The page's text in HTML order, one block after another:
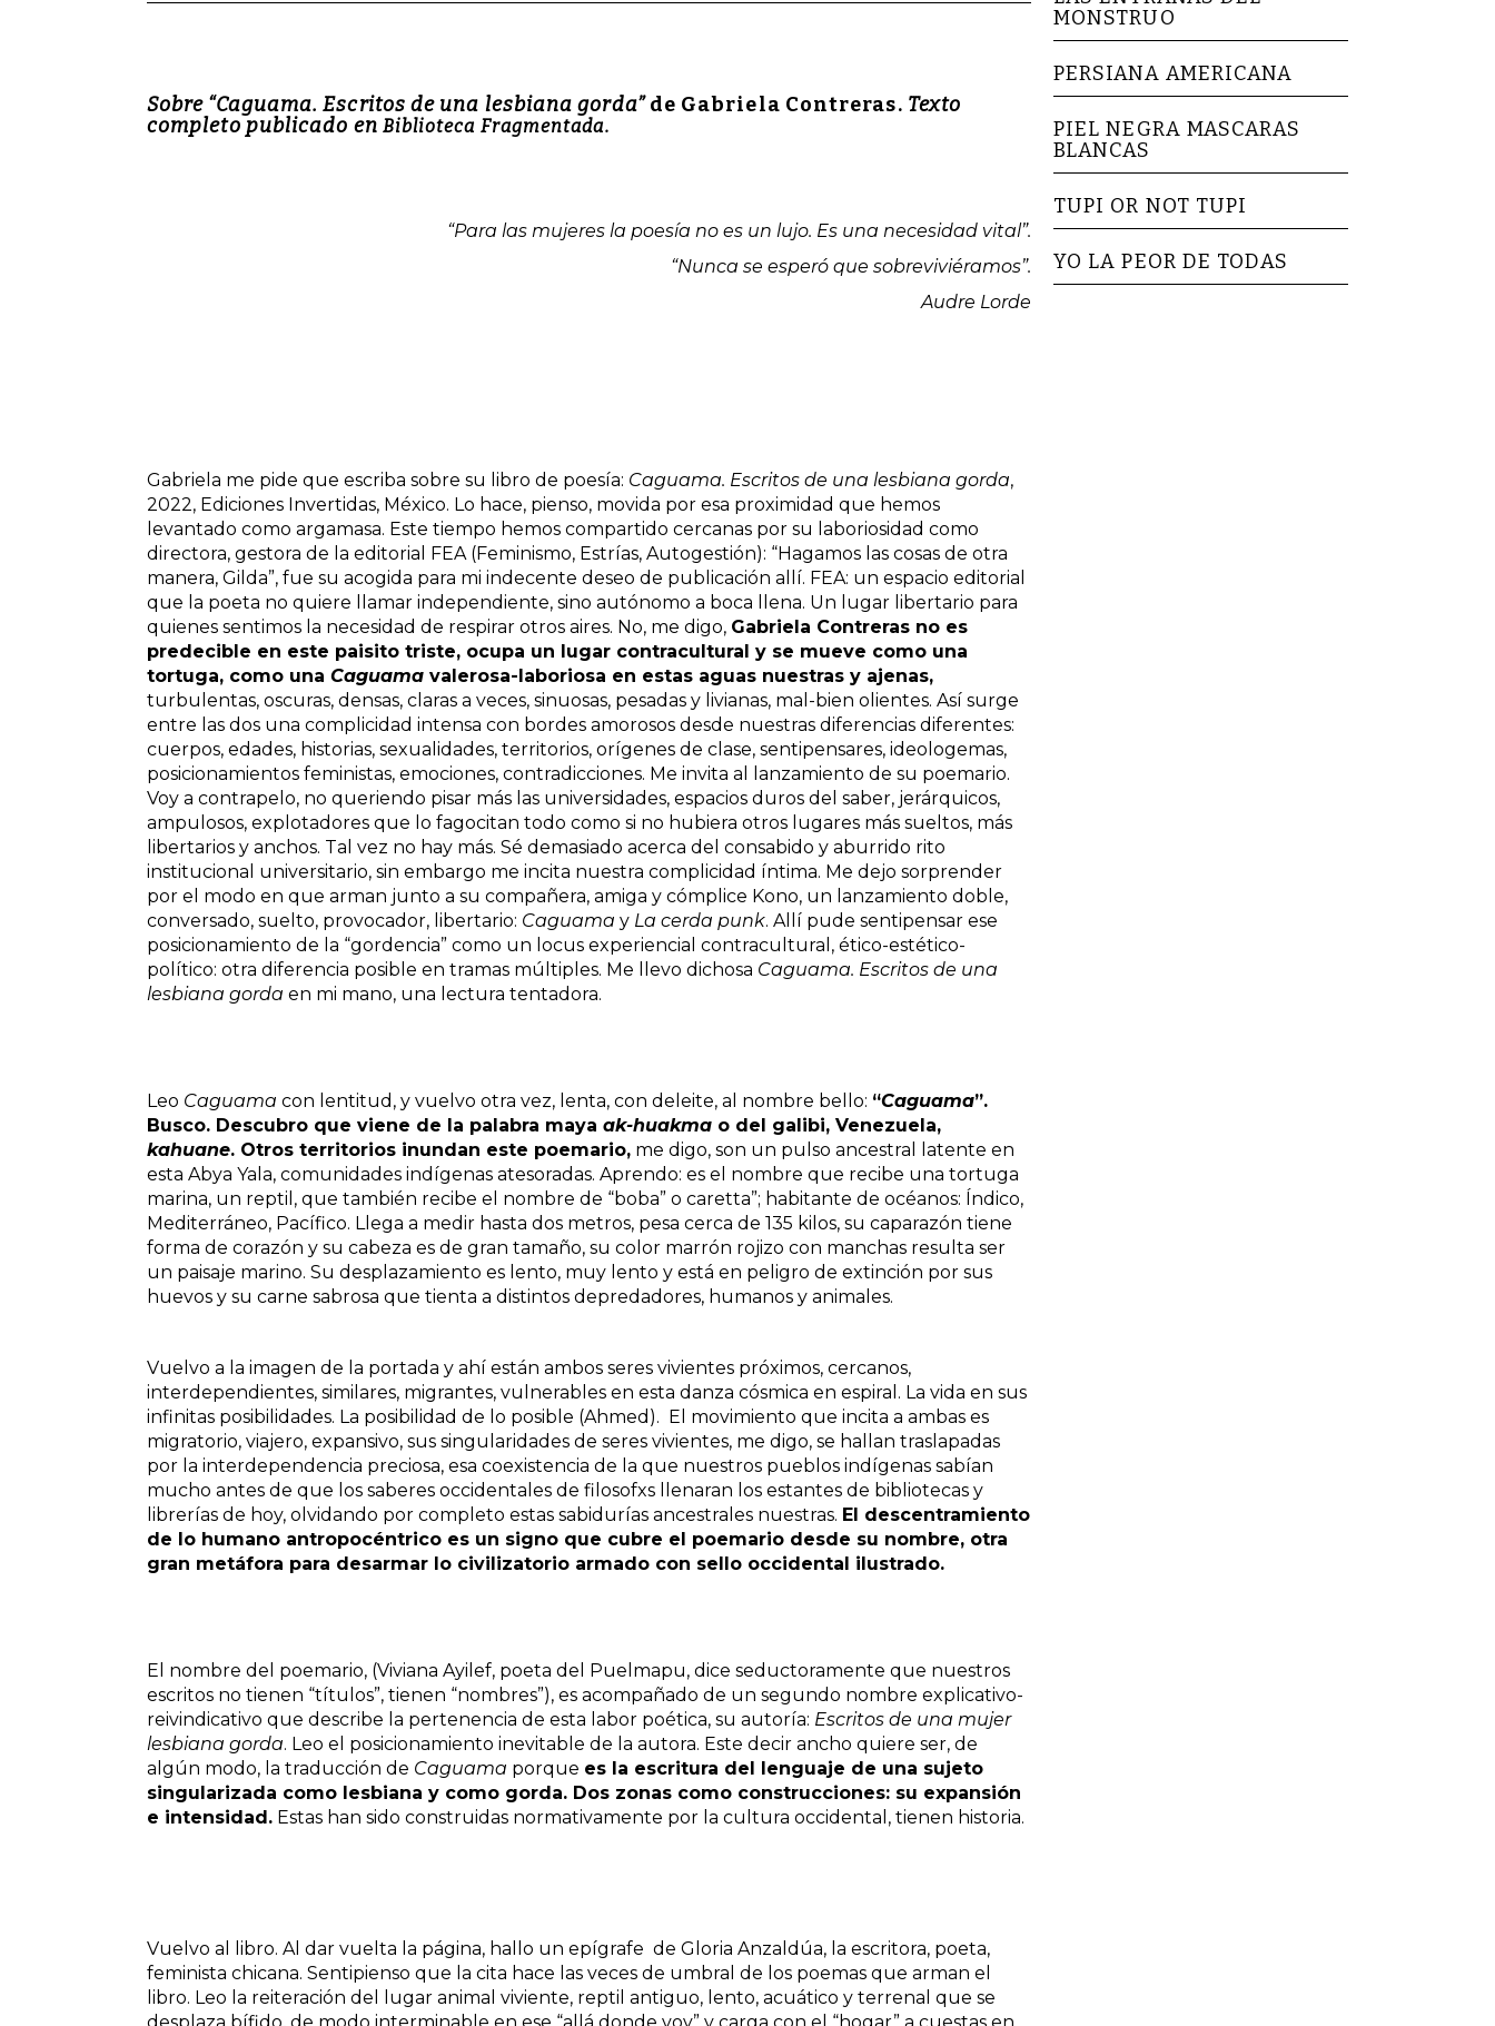
Sobre “Caguama. Escritos de una lesbiana gorda”de Gabriela Contreras. Texto
completo publicado en Biblioteca Fragmentada.
“Para las mujeres la poesía no es un lujo. Es una necesidad vital”.
“Nunca se esperó que sobreviviéramos”.
Audre Lorde
Gabriela me pide que escriba sobre su libro de poesía: Caguama. Escritos de una lesbiana gorda,
2022, Ediciones Invertidas, México. Lo hace, pienso, movida por esa proximidad que hemos
levantado como argamasa. Este tiempo hemos compartido cercanas por su laboriosidad como
directora, gestora de la editorial FEA (Feminismo, Estrías, Autogestión): “Hagamos las cosas de otra
manera, Gilda”, fue su acogida para mi indecente deseo de publicación allí. FEA: un espacio editorial
que la poeta no quiere llamar independiente, sino autónomo a boca llena. Un lugar libertario para
quienes sentimos la necesidad de respirar otros aires. No, me digo, Gabriela Contreras no es
predecible en este paisito triste, ocupa un lugar contracultural y se mueve como una
tortuga, como una Caguama valerosa-laboriosa en estas aguas nuestras y ajenas,
turbulentas, oscuras, densas, claras a veces, sinuosas, pesadas y livianas, mal-bien olientes. Así surge
entre las dos una complicidad intensa con bordes amorosos desde nuestras diferencias diferentes:
cuerpos, edades, historias, sexualidades, territorios, orígenes de clase, sentipensares, ideologemas,
posicionamientos feministas, emociones, contradicciones. Me invita al lanzamiento de su poemario.
Voy a contrapelo, no queriendo pisar más las universidades, espacios duros del saber, jerárquicos,
ampulosos, explotadores que lo fagocitan todo como si no hubiera otros lugares más sueltos, más
libertarios y anchos. Tal vez no hay más. Sé demasiado acerca del consabido y aburrido rito
institucional universitario, sin embargo me incita nuestra complicidad íntima. Me dejo sorprender
por el modo en que arman junto a su compañera, amiga y cómplice Kono, un lanzamiento doble,
conversado, suelto, provocador, libertario: Caguama y La cerda punk. Allí pude sentipensar ese
posicionamiento de la “gordencia” como un locus experiencial contracultural, ético-estético-
político: otra diferencia posible en tramas múltiples. Me llevo dichosa Caguama. Escritos de una
lesbiana gorda en mi mano, una lectura tentadora.
Leo Caguama con lentitud, y vuelvo otra vez, lenta, con deleite, al nombre bello: “Caguama”.
Busco. Descubro que viene de la palabra maya ak-huakma o del galibi, Venezuela,
kahuane. Otros territorios inundan este poemario, me digo, son un pulso ancestral latente en
esta Abya Yala, comunidades indígenas atesoradas. Aprendo: es el nombre que recibe una tortuga
marina, un reptil, que también recibe el nombre de “boba” o caretta”; habitante de océanos: Índico,
Mediterráneo, Pacífico. Llega a medir hasta dos metros, pesa cerca de 135 kilos, su caparazón tiene
forma de corazón y su cabeza es de gran tamaño, su color marrón rojizo con manchas resulta ser
un paisaje marino. Su desplazamiento es lento, muy lento y está en peligro de extinción por sus
huevos y su carne sabrosa que tienta a distintos depredadores, humanos y animales.
Vuelvo a la imagen de la portada y ahí están ambos seres vivientes próximos, cercanos,
interdependientes, similares, migrantes, vulnerables en esta danza cósmica en espiral. La vida en sus
infinitas posibilidades. La posibilidad de lo posible (Ahmed). El movimiento que incita a ambas es
migratorio, viajero, expansivo, sus singularidades de seres vivientes, me digo, se hallan traslapadas
por la interdependencia preciosa, esa coexistencia de la que nuestros pueblos indígenas sabían
mucho antes de que los saberes occidentales de filosofxs llenaran los estantes de bibliotecas y
librerías de hoy, olvidando por completo estas sabidurías ancestrales nuestras. El descentramiento
de lo humano antropocéntrico es un signo que cubre el poemario desde su nombre, otra
gran metáfora para desarmar lo civilizatorio armado con sello occidental ilustrado.
El nombre del poemario, (Viviana Ayilef, poeta del Puelmapu, dice seductoramente que nuestros
escritos no tienen “títulos”, tienen “nombres”), es acompañado de un segundo nombre explicativo-
reivindicativo que describe la pertenencia de esta labor poética, su autoría: Escritos de una mujer
lesbiana gorda. Leo el posicionamiento inevitable de la autora. Este decir ancho quiere ser, de
algún modo, la traducción de Caguama porque es la escritura del lenguaje de una sujeto
singularizada como lesbiana y como gorda. Dos zonas como construcciones: su expansión
e intensidad. Estas han sido construidas normativamente por la cultura occidental, tienen historia.
Vuelvo al libro. Al dar vuelta la página, hallo un epígrafe de Gloria Anzaldúa, la escritora, poeta,
feminista chicana. Sentipienso que la cita hace las veces de umbral de los poemas que arman el
libro. Leo la reiteración del lugar animal viviente, reptil antiguo, lento, acuático y terrenal que se
MONSTRUO
PERSIANA AMERICANA
PIEL NEGRA MASCARAS
BLANCAS
TUPI OR NOT TUPI
YO LA PEOR DE TODAS